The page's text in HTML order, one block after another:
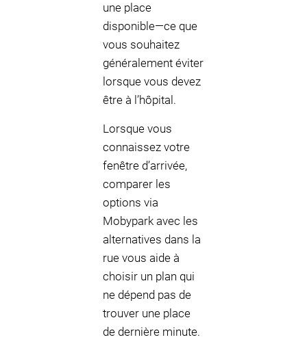
une place
disponible—ce que
vous souhaitez
généralement éviter
lorsque vous devez
être à l’hôpital.
Lorsque vous
connaissez votre
fenêtre d’arrivée,
comparer les
options via
Mobypark avec les
alternatives dans la
rue vous aide à
choisir un plan qui
ne dépend pas de
trouver une place
de dernière minute.